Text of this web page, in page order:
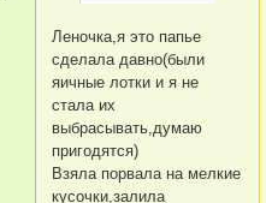
Леночка,я это папье
сделала давно(были
яичные лотки и я не
стала их
выбрасывать,думаю
пригодятся)
Взяла порвала на мелкие
кусочки,залила